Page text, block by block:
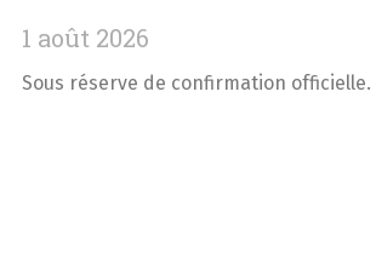
1 août 2026
Sous réserve de confirmation officielle.